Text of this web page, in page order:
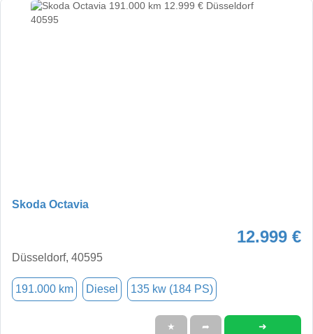
Skoda Octavia
12.999 €
Düsseldorf, 40595
191.000 km Diesel 135 kw (184 PS)
★ ➦ ➜